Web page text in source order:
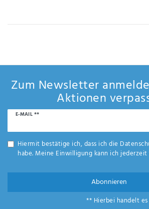
Hiermit
ich die
Daten­
gelesen
Zum Newsletter
Aktionen
E-MAIL **
Newsletter
Hiermit bestätige ich, dass ich die
habe. Meine Einwilligung kann ich
Abonnieren
** Hierbei handelt